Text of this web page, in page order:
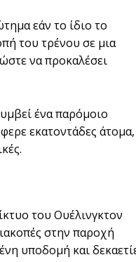
εάν το ίδιο το
του τρένου σε μια
να προκαλέσει
ένα παρόμοιο
εκατοντάδες άτομα,
του Ουέλινγκτον
στην παροχή
υποδομή και